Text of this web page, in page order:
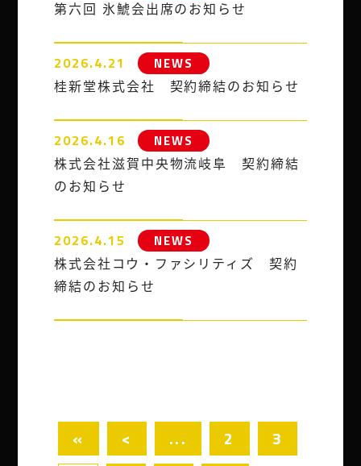
第六回 氷鯱会出席のお知らせ
2026.4.21 NEWS
桂新堂株式会社 契約締結のお知らせ
2026.4.16 NEWS
株式会社滋賀中央物流岐阜 契約締結
のお知らせ
2026.4.15 NEWS
株式会社コウ・ファシリティズ 契約
締結のお知らせ
« < ... 2
3